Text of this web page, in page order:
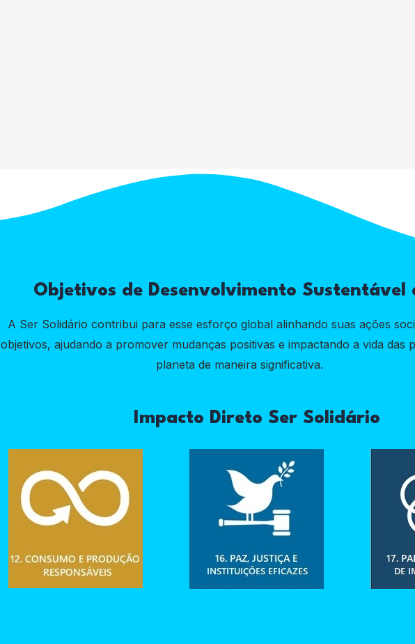
Objetivos de Desenvolvimento Sustentável
A Ser Solidário contribui para esse esforço global alinhando suas ações
objetivos, ajudando a promover mudanças positivas e impactando a vida das
planeta de maneira significativa.
Impacto Direto Ser Solidário